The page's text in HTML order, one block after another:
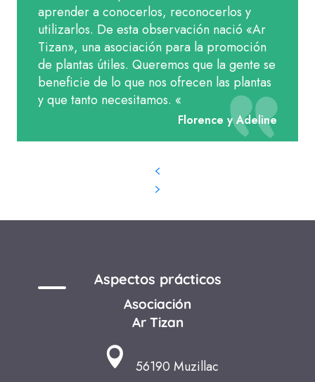
aprender a conocerlos, reconocerlos y
utilizarlos. De esta observación nació «Ar
Tizan», una asociación para la promoción
de plantas útiles. Queremos que la gente se
beneficie de lo que nos ofrecen las plantas
y que tanto necesitamos. «
Florence y Adeline
Aspectos prácticos
Asociación
Ar Tizan
56190 Muzillac